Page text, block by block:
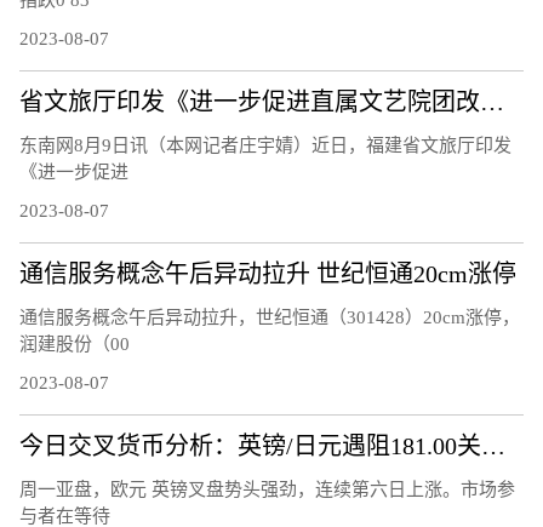
2023-08-07
省文旅厅印发《进一步促进直属文艺院团改革发展的工作措施》
东南网8月9日讯（本网记者庄宇婧）近日，福建省文旅厅印发
《进一步促进
2023-08-07
通信服务概念午后异动拉升 世纪恒通20cm涨停
通信服务概念午后异动拉升，世纪恒通（301428）20cm涨停，
润建股份（00
2023-08-07
今日交叉货币分析：英镑/日元遇阻181.00关口 欧元/英镑升破 0.8600关口
周一亚盘，欧元 英镑叉盘势头强劲，连续第六日上涨。市场参
与者在等待